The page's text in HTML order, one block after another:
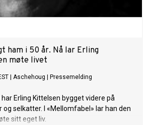
ham i 50 år. Nå lar Erling
møte livet
Aschehoug Pressemelding
har Erling Kittelsen bygget videre på
selkatter. I «Mellomfabel» lar han den
sitt eget liv.